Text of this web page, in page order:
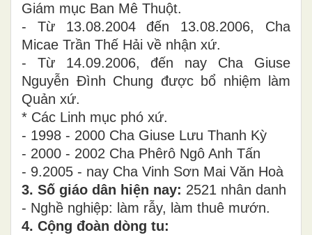
Giám mục Ban Mê Thuột.
- Từ 13.08.2004 đến 13.08.2006, Cha
Micae Trần Thế Hải về nhận xứ.
- Từ 14.09.2006, đến nay Cha Giuse
Nguyễn Đình Chung được bổ nhiệm làm
Quản xứ.
* Các Linh mục phó xứ.
- 1998 - 2000 Cha Giuse Lưu Thanh Kỳ
- 2000 - 2002 Cha Phêrô Ngô Anh Tấn
- 9.2005 - nay Cha Vinh Sơn Mai Văn Hoà
3. Số giáo dân hiện nay: 2521 nhân danh
- Nghề nghiệp: làm rẫy, làm thuê mướn.
4. Cộng đoàn dòng tu: